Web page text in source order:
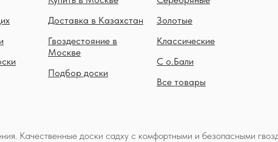
Доставка в Казахстан
Гвоздестояние в
Москве
Подбор доски
Золотые
Классические
С о.Бали
Все товары
Качественные доски садху с комфортными и безопасными